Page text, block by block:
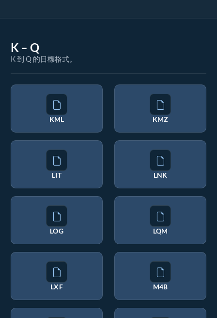
K – Q
K 到 Q 的目標格式。
KML KMZ
LIT LNK
LOG LQM
LXF M4B